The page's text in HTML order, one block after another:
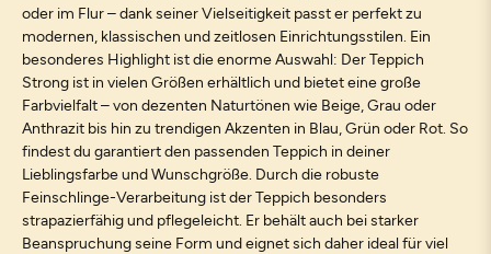
oder im Flur – dank seiner Vielseitigkeit passt er perfekt zu
modernen, klassischen und zeitlosen Einrichtungsstilen. Ein
besonderes Highlight ist die enorme Auswahl: Der Teppich
Strong ist in vielen Größen erhältlich und bietet eine große
Farbvielfalt – von dezenten Naturtönen wie Beige, Grau oder
Anthrazit bis hin zu trendigen Akzenten in Blau, Grün oder Rot. So
findest du garantiert den passenden Teppich in deiner
Lieblingsfarbe und Wunschgröße. Durch die robuste
Feinschlinge-Verarbeitung ist der Teppich besonders
strapazierfähig und pflegeleicht. Er behält auch bei starker
Beanspruchung seine Form und eignet sich daher ideal für viel